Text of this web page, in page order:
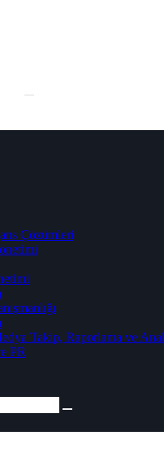
Çözümleri
Takip, Raporlama ve
PR